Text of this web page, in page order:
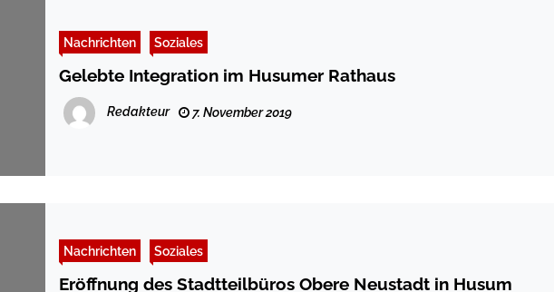
Nachrichten Soziales
Gelebte Integration im Husumer Rathaus
Redakteur 7. November 2019
Nachrichten Soziales
Eröffnung des Stadtteilbüros Obere Neustadt in Husum